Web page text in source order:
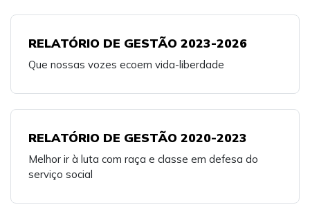
RELATÓRIO DE GESTÃO 2023-2026
Que nossas vozes ecoem vida-liberdade
RELATÓRIO DE GESTÃO 2020-2023
Melhor ir à luta com raça e classe em defesa do
serviço social